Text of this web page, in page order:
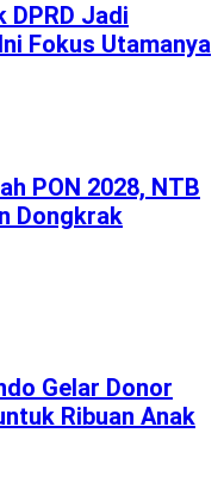
DPRD Jadi
Fokus Utamanya
PON 2028, NTB
Dongkrak
Gelar Donor
Ribuan Anak